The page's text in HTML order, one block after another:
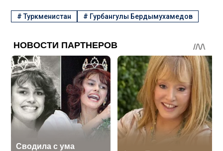
#Туркменистан # Гурбангулы Бердымухамедов